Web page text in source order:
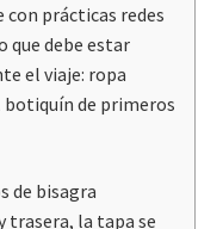
con prácticas redes
que debe estar
el viaje: ropa
de primeros
de bisagra
trasera, la tapa se